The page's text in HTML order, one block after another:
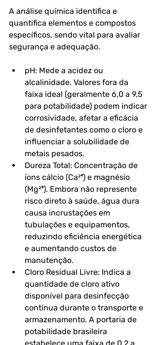
A análise química identifica e
quantifica elementos e compostos
específicos, sendo vital para avaliar
segurança e adequação.
pH: Mede a acidez ou
alcalinidade. Valores fora da
faixa ideal (geralmente 6,0 a 9,5
para potabilidade) podem indicar
corrosividade, afetar a eficácia
de desinfetantes como o cloro e
influenciar a solubilidade de
metais pesados.
Dureza Total: Concentração de
íons cálcio (Ca²⁺) e magnésio
(Mg²⁺). Embora não represente
risco direto à saúde, água dura
causa incrustações em
tubulações e equipamentos,
reduzindo eficiência energética
e aumentando custos de
manutenção.
Cloro Residual Livre: Indica a
quantidade de cloro ativo
disponível para desinfecção
contínua durante o transporte e
armazenamento. A portaria de
potabilidade brasileira
estabelece uma faixa de 0,2 a